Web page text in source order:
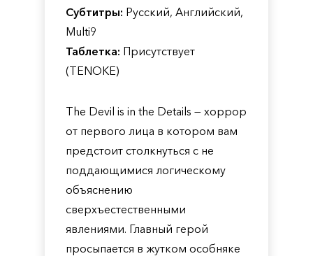
Субтитры: Русский, Английский,
Multi9
Таблетка: Присутствует
(TENOKE)
The Devil is in the Details — хоррор
от первого лица в котором вам
предстоит столкнуться с не
поддающимися логическому
объяснению
сверхъестественными
явлениями. Главный герой
просыпается в жутком особняке